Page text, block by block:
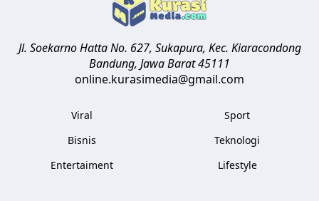
Jl. Soekarno Hatta No. 627, Sukapura, Kec. Kiaracondong
Bandung, Jawa Barat45111
online.kurasimedia@gmail.com
Viral
Bisnis
Entertaiment
Sport
Teknologi
Lifestyle